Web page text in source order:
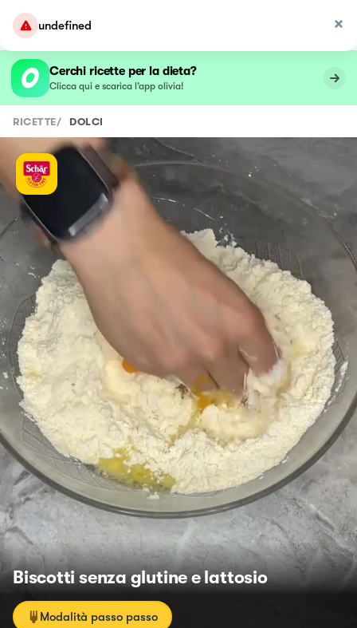
undefined
Cerchi ricette per la dieta?
Clicca qui e scarica l’app olivia!
RICETTE/ DOLCI
Biscotti senza glutine e lattosio
Modalità passo passo